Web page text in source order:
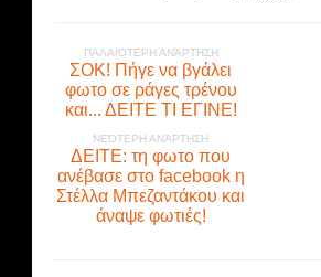
ΠΑΛΑΙΌΤΕΡΗ ΑΝΆΡΤΗΣΗ
ΣΟΚ! Πήγε να βγάλει
φωτο σε ράγες τρένου
και... ΔΕΙΤΕ ΤΙ ΕΓΙΝΕ!
ΝΕΌΤΕΡΗ ΑΝΆΡΤΗΣΗ
ΔΕΙΤΕ: τη φωτο που
ανέβασε στο facebook η
Στέλλα Μπεζαντάκου και
άναψε φωτιές!